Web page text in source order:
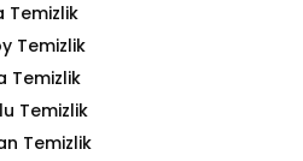
Temizlik
Temizlik
Temizlik
Temizlik
Temizlik